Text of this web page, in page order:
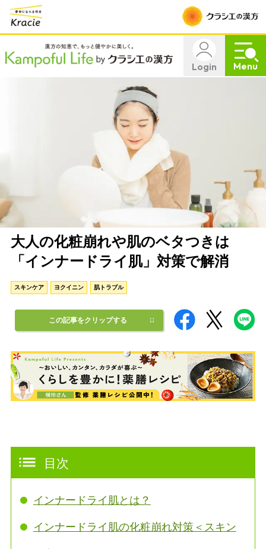
Login Menu
大人の化粧崩れや肌のベタつきは
「インナードライ肌」対策で解消
スキンケア ヨクイニン 肌トラブル
この記事をクリップする
目次
インナードライ肌とは？
インナードライ肌の化粧崩れ対策＜スキン